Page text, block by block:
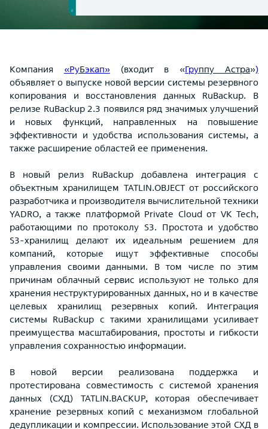
Компания «РуБэкап» (входит в «Группу Астра»)
объявляет о выпуске новой версии системы резервного
копирования и восстановления данных RuBackup. В
релизе RuBackup 2.3 появился ряд значимых улучшений
и новых функций, направленных на повышение
эффективности и удобства использования системы, а
также расширение областей ее применения.
В новый релиз RuBackup добавлена интеграция с
объектным хранилищем TATLIN.OBJECT от российского
разработчика и производителя вычислительной техники
YADRO, а также платформой Private Cloud от VK Tech,
работающими по протоколу S3. Простота и удобство
S3-хранилищ делают их идеальным решением для
компаний, которые ищут эффективные способы
управления своими данными. В том числе по этим
причинам облачный сервис используют не только для
хранения неструктурированных данных, но и в качестве
целевых хранилищ резервных копий. Интеграция
системы RuBackup с такими хранилищами усиливает
преимущества масштабирования, простоты и гибкости
управления сохранностью информации.
В новой версии реализована поддержка и
протестирована совместимость с системой хранения
данных (СХД) TATLIN.BACKUP, которая обеспечивает
хранение резервных копий с механизмом глобальной
дедупликации и компрессии. Использование этой СХД в